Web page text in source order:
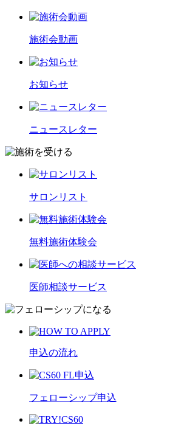
施術会動画
お知らせ
ニュースレター
サロンリスト
無料施術体験会
医師相談サービス
申込の流れ
フェローシップ申込